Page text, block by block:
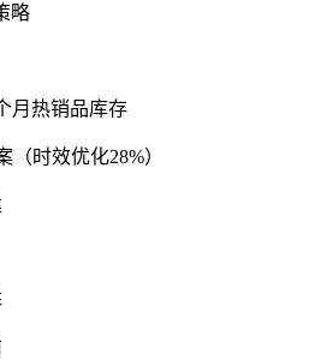
略
月热销品库存
时效优化28%）